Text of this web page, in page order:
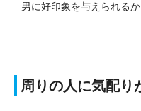
男に好印象を与えられるか
周りの人に気配り